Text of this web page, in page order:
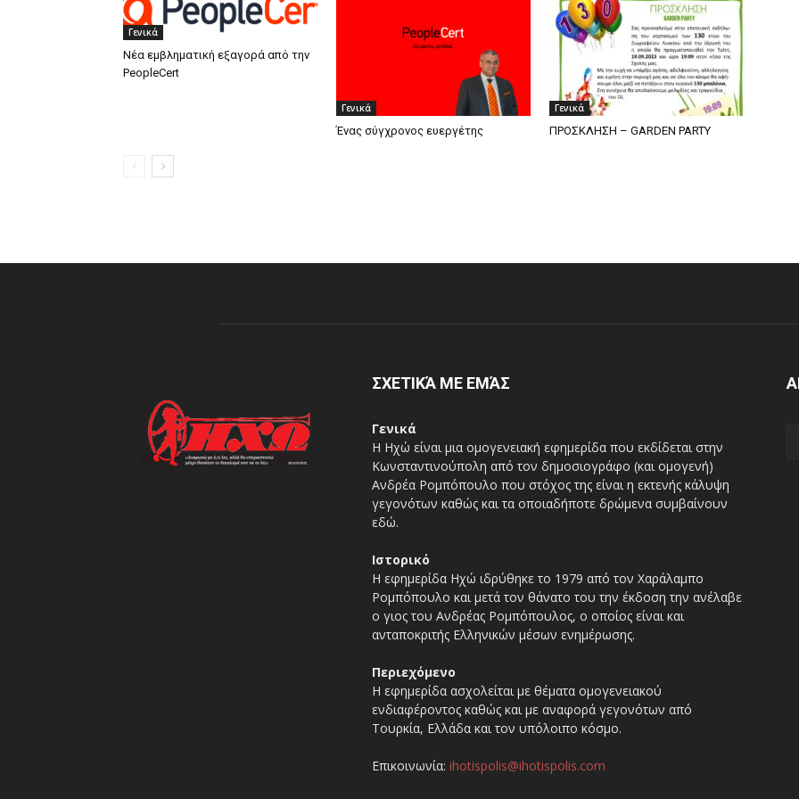
Γενικά
Νέα εμβληματική εξαγορά από την
PeopleCert
Γενικά
Ένας σύγχρονος ευεργέτης
Γενικά
ΠΡΟΣΚΛΗΣΗ – GARDEN PARTY
ΣΧΕΤΙΚΆ ΜΕ ΕΜΆΣ
Γενικά
Η Ηχώ είναι μια ομογενειακή εφημερίδα που εκδίδεται στην
Κωνσταντινούπολη από τον δημοσιογράφο (και ομογενή)
Ανδρέα Ρομπόπουλο που στόχος της είναι η εκτενής κάλυψη
γεγονότων καθώς και τα οποιαδήποτε δρώμενα συμβαίνουν
εδώ.
Ιστορικό
Η εφημερίδα Ηχώ ιδρύθηκε το 1979 από τον Χαράλαμπο
Ρομπόπουλο και μετά τον θάνατο του την έκδοση την ανέλαβε
ο γιος του Ανδρέας Ρομπόπουλος, ο οποίος είναι και
ανταποκριτής Ελληνικών μέσων ενημέρωσης.
Περιεχόμενο
Η εφημερίδα ασχολείται με θέματα ομογενειακού
ενδιαφέροντος καθώς και με αναφορά γεγονότων από
Τουρκία, Ελλάδα και τον υπόλοιπο κόσμο.
Επικοινωνία: ihotispolis@ihotispolis.com